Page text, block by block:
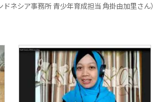
ドネシア事務所 青少年育成担当 角掛由加里さん）